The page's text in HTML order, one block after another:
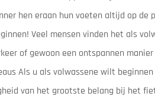
hen eraan hun voeten altijd op de
Veel mensen vinden het als
of gewoon een ontspannen
Als u als volwassene wilt
van het grootste belang bij het